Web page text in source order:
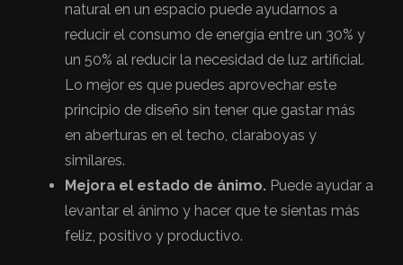
natural en un espacio puede ayudarnos a
reducir el consumo de energía entre un 30% y
un 50% al reducir la necesidad de luz artificial.
Lo mejor es que puedes aprovechar este
principio de diseño sin tener que gastar más
en aberturas en el techo, claraboyas y
similares.
Mejora el estado de ánimo. Puede ayudar a
levantar el ánimo y hacer que te sientas más
feliz, positivo y productivo.